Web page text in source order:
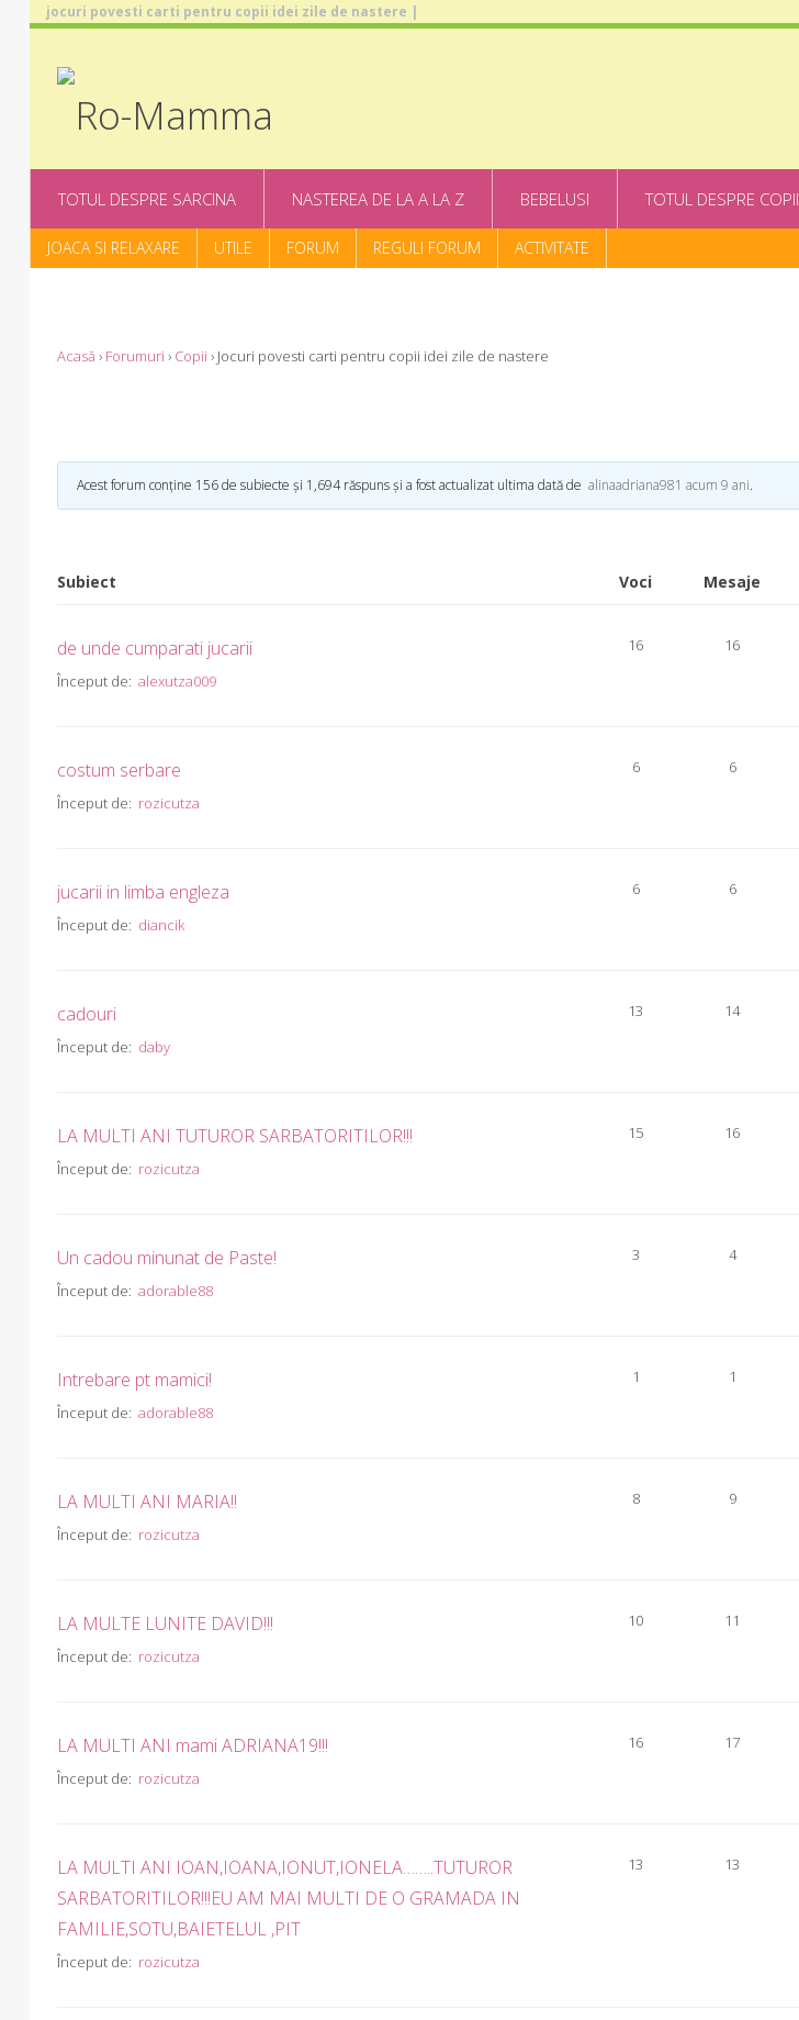
jocuri povesti carti pentru copii idei zile de nastere |
TOTUL DESPRE SARCINA NASTEREA DE LA A LA Z BEBELUSI TOTUL DESPRE COPII
JOACA SI RELAXARE UTILE FORUM REGULI FORUM ACTIVITATE
Acasă › Forumuri › Copii › Jocuri povesti carti pentru copii idei zile de nastere
Acest forum conține 156 de subiecte și 1,694 răspuns și a fost actualizat ultima dată de alinaadriana981 acum 9 ani.
Subiect Voci Mesaje
de unde cumparati jucarii
Început de: alexutza009
16 16
costum serbare
Început de: rozicutza
6 6
jucarii in limba engleza
Început de: diancik
6 6
cadouri
Început de: daby
13 14
LA MULTI ANI TUTUROR SARBATORITILOR!!!
Început de: rozicutza
15 16
Un cadou minunat de Paste!
Început de: adorable88
3 4
Intrebare pt mamici!
Început de: adorable88
1 1
LA MULTI ANI MARIA!!
Început de: rozicutza
8 9
LA MULTE LUNITE DAVID!!!
Început de: rozicutza
10 11
LA MULTI ANI mami ADRIANA19!!!
Început de: rozicutza
16 17
LA MULTI ANI IOAN,IOANA,IONUT,IONELA……..TUTUROR
SARBATORITILOR!!!EU AM MAI MULTI DE O GRAMADA IN
FAMILIE,SOTU,BAIETELUL ,PIT
Început de: rozicutza
13 13